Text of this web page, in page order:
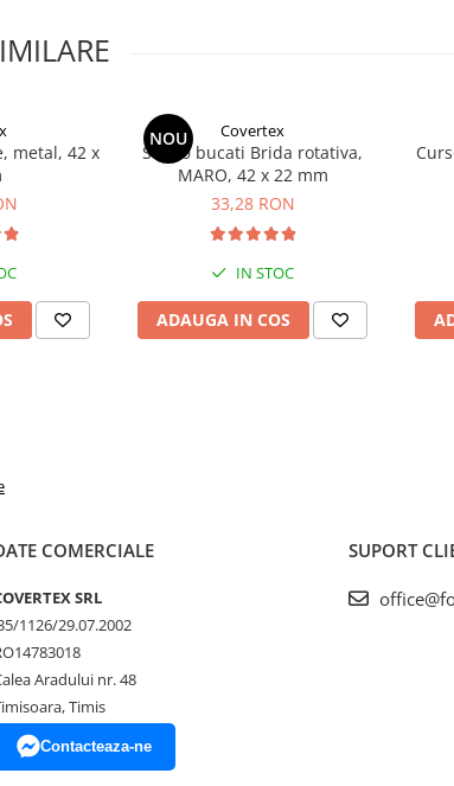
metal, 42 x
NOU Covertex
Set 10 bucati Brida rotativa,
MARO, 42 x 22 mm
33,28 RON
IN STOC
ADAUGA IN COS
COMERCIALE
SRL
1126/29.07.2002
Aradului nr. 48
Timis
Contacteaza-ne
SUPORT